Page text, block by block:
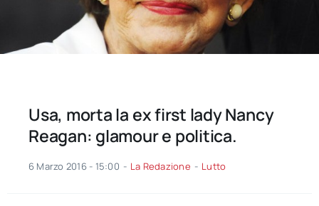
Usa, morta la ex first lady Nancy
Reagan: glamour e politica.
6 Marzo 2016 - 15:00 - La Redazione - Lutto